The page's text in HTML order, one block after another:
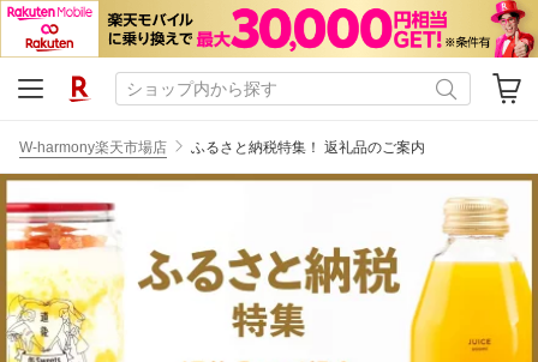
W-harmony楽天市場店 ふるさと納税特集！ 返礼品のご案内